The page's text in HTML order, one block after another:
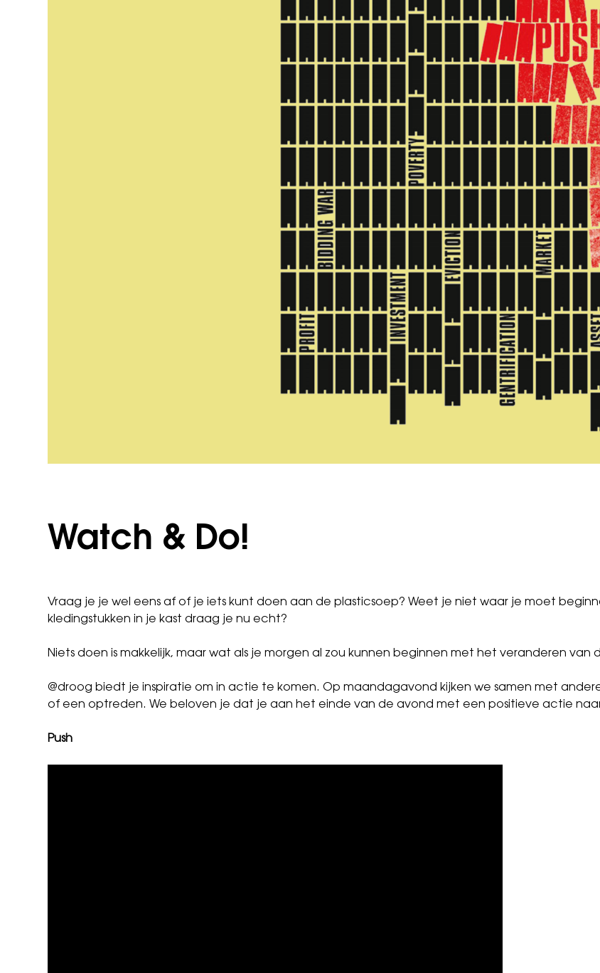
Watch & Do!
Vraag je je wel eens af of je iets kunt doen aan de plasticsoep? Weet je niet waar je moet
kledingstukken in je kast draag je nu echt?
Niets doen is makkelijk, maar wat als je morgen al zou kunnen beginnen met het veranderen van
@droog biedt je inspiratie om in actie te komen.Op maandagavond kijken we samen met
of een optreden. We beloven je dat je aan het einde van de avond met een positieve actie
Push